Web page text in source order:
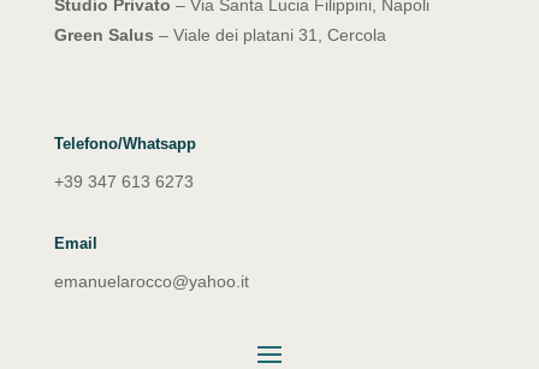
Studio Privato – Via Santa Lucia Filippini, Napoli
Green Salus – Viale dei platani 31, Cercola
Telefono/Whatsapp
+39 347 613 6273
Email
emanuelarocco@yahoo.it